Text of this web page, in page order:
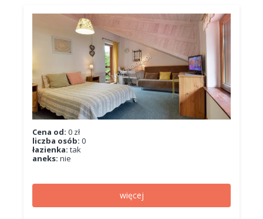
Cena od: 0 zł
liczba osób: 0
łazienka: tak
aneks: nie
więcej